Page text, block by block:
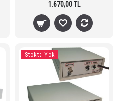
1.670,00 TL
Stokta Yok